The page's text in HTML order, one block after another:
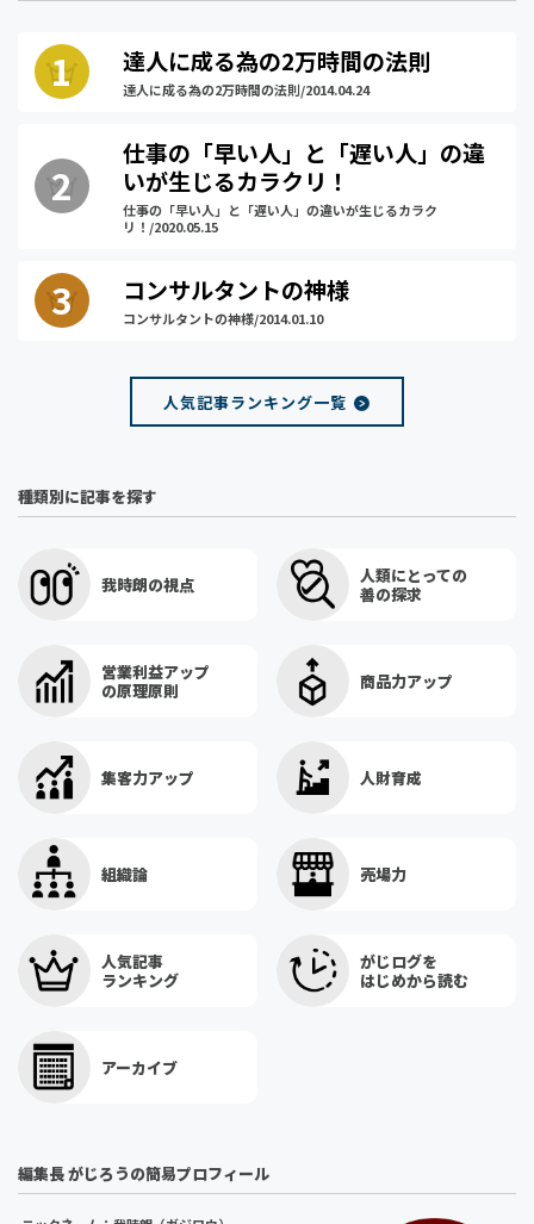
達人に成る為の2万時間の法則
達人に成る為の2万時間の法則/2014.04.24
仕事の「早い人」と「遅い人」の違
いが生じるカラクリ！
仕事の「早い人」と「遅い人」の違いが生じるカラク
リ！/2020.05.15
コンサルタントの神様
コンサルタントの神様/2014.01.10
人気記事ランキング一覧
種類別に記事を探す
我時朗の視点
人類にとっての
善の探求
営業利益アップ
の原理原則
商品力アップ
集客力アップ 人財育成
組織論 売場力
人気記事
ランキング
がじログを
はじめから読む
アーカイブ
編集長 がじろうの簡易プロフィール